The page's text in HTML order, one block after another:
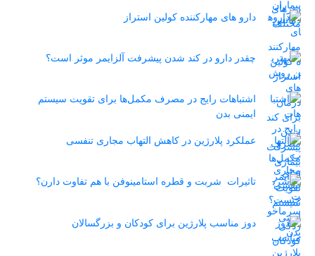
دارو های مهارکننده کولین استراز
چقدر دارو در کند شدن پیشرفت آلزایمر موثر است؟
اشتباهات رایج در مصرف مکمل‌ها برای تقویت سیستم
ایمنی بدن
عملکرد پلارژین در کاهش التهاب مجاری تنفسی
تاثیرات شربت و قطره استامینوفن با هم تفاوت دارن؟
دوز مناسب پلارژین برای کودکان و بزرگسالان